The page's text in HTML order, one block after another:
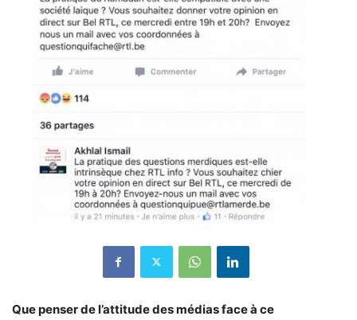
Que penser de l’attitude des médias face à ce